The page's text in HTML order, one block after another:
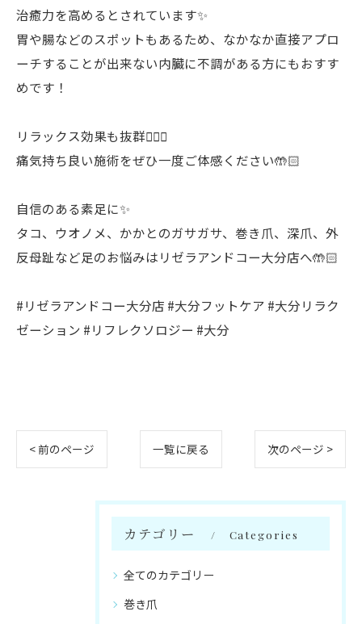
治癒力を高めるとされています✨
胃や腸などのスポットもあるため、なかなか直接アプロ
ーチすることが出来ない内臓に不調がある方にもおすす
めです！
リラックス効果も抜群🙆🏻‍♀️
痛気持ち良い施術をぜひ一度ご体感ください🤲🏻
自信のある素足に✨
タコ、ウオノメ、かかとのガサガサ、巻き爪、深爪、外
反母趾など足のお悩みはリゼラアンドコー大分店へ🤲🏻
#リゼラアンドコー大分店 #大分フットケア #大分リラク
ゼーション #リフレクソロジー #大分
< 前のページ 一覧に戻る 次のページ >
カテゴリー Categories
全てのカテゴリー
巻き爪